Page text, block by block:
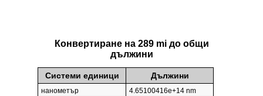
Конвертиране на 289 mi до общи
дължини
Системи единици Дължини
нанометър
4.65100416e+14 nm